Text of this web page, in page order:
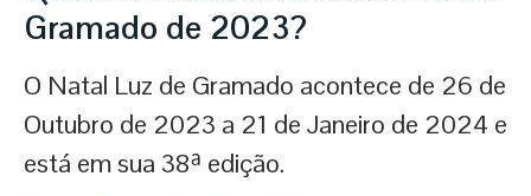
Gramado de 2023?
O Natal Luz de Gramado acontece de 26 de
Outubro de 2023 a 21 de Janeiro de 2024 e
está em sua 38ª edição.